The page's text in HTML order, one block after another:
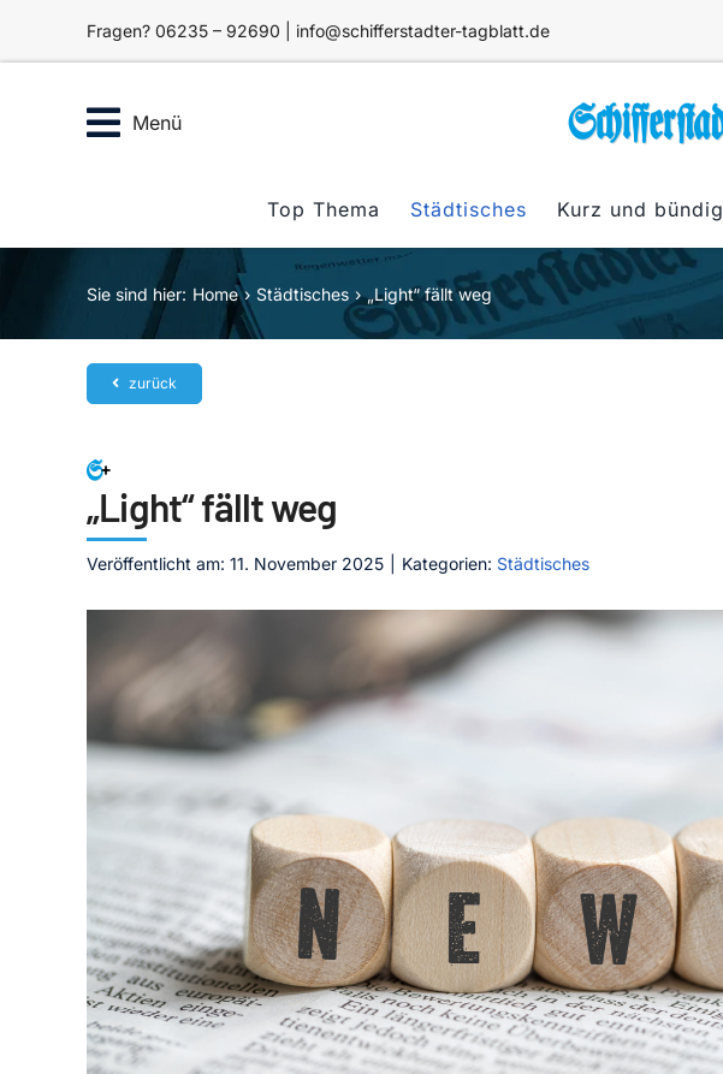
Fragen? 06235 – 92690 | info@schifferstadter-tagblatt.de
Menü
Top Thema Städtisches Kurz und bündig
Sie sind hier: Home Städtisches „Light“ fällt weg
zurück
„Light“ fällt weg
Veröffentlicht am: 11. November 2025 Kategorien: Städtisches